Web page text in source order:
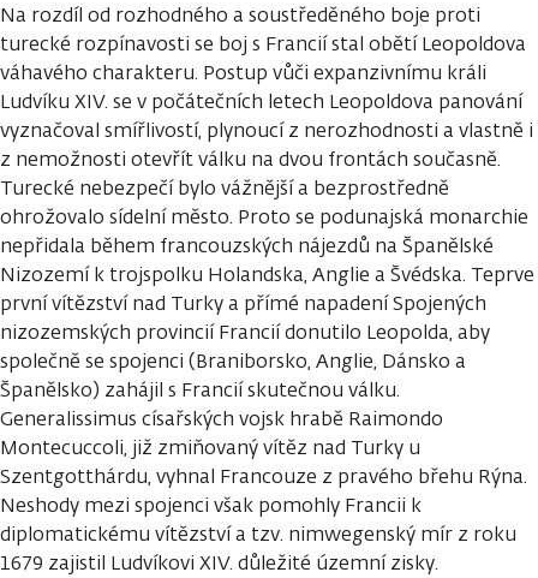
Na rozdíl od rozhodného a soustředěného boje proti
turecké rozpínavosti se boj s Francií stal obětí Leopoldova
váhavého charakteru. Postup vůči expanzivnímu králi
Ludvíku XIV. se v počátečních letech Leopoldova panování
vyznačoval smířlivostí, plynoucí z nerozhodnosti a vlastně i
z nemožnosti otevřít válku na dvou frontách současně.
Turecké nebezpečí bylo vážnější a bezprostředně
ohrožovalo sídelní město. Proto se podunajská monarchie
nepřidala během francouzských nájezdů na Španělské
Nizozemí k trojspolku Holandska, Anglie a Švédska. Teprve
první vítězství nad Turky a přímé napadení Spojených
nizozemských provincií Francií donutilo Leopolda, aby
společně se spojenci (Braniborsko, Anglie, Dánsko a
Španělsko) zahájil s Francií skutečnou válku.
Generalissimus císařských vojsk hrabě Raimondo
Montecuccoli, již zmiňovaný vítěz nad Turky u
Szentgotthárdu, vyhnal Francouze z pravého břehu Rýna.
Neshody mezi spojenci však pomohly Francii k
diplomatickému vítězství a tzv. nimwegenský mír z roku
1679 zajistil Ludvíkovi XIV. důležité územní zisky.